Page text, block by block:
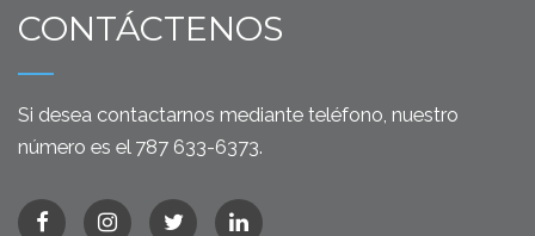
CONTÁCTENOS
Si desea contactarnos mediante teléfono, nuestro
número es el 787 633-6373.